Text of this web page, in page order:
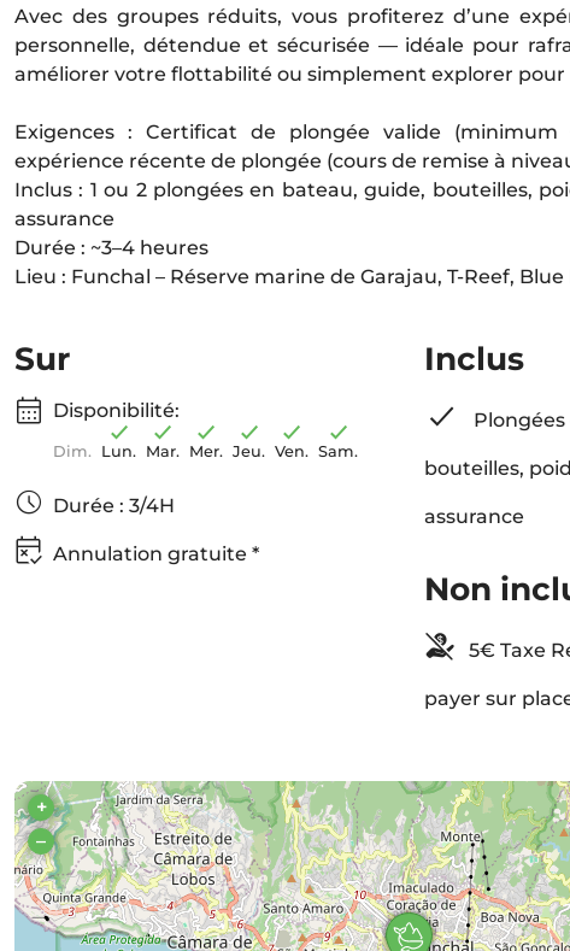
Avec des groupes réduits, vous profiterez d’une
personnelle, détendue et sécurisée — idéale pour
améliorer votre flottabilité ou simplement explorer pour
Exigences : Certificat de plongée valide
expérience récente de plongée (cours de remise à
Inclus : 1 ou 2 plongées en bateau, guide, bouteilles,
assurance
Durée : ~3–4 heures
Lieu : Funchal – Réserve marine de Garajau, T-Reef,
Sur
Disponibilité:
Dim. Lun. Mar. Mer. Jeu. Ven. Sam.
Durée : 3/4H
Annulation gratuite *
Inclus
bouteilles,
assurance
Non
5€ Taxe
payer sur
+
–